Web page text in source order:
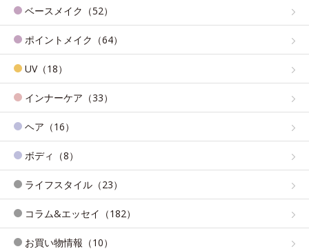
ベースメイク（52）
ポイントメイク（64）
UV（18）
インナーケア（33）
ヘア（16）
ボディ（8）
ライフスタイル（23）
コラム&エッセイ（182）
お買い物情報（10）